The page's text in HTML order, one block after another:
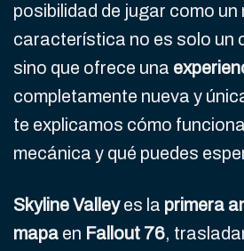
posibilidad de jugar como
característica no es solo un
sino que ofrece una
completamente nueva y
te explicamos cómo
mecánica y qué puedes
Skyline Valleyes la primera
mapa en Fallout 76,